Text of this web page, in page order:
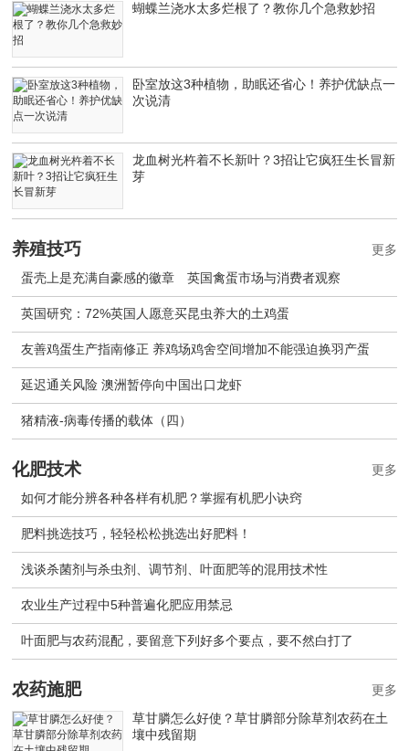
蝴蝶兰浇水太多烂根了？教你几个急救妙招
卧室放这3种植物，助眠还省心！养护优缺点一
次说清
龙血树光杵着不长新叶？3招让它疯狂生长冒新
芽
养殖技巧
蛋壳上是充满自豪感的徽章 英国禽蛋市场与消费者观察
英国研究：72%英国人愿意买昆虫养大的土鸡蛋
友善鸡蛋生产指南修正 养鸡场鸡舍空间增加不能强迫换羽产蛋
延迟通关风险 澳洲暂停向中国出口龙虾
猪精液-病毒传播的载体（四）
更多
化肥技术
如何才能分辨各种各样有机肥？掌握有机肥小诀窍
肥料挑选技巧，轻轻松松挑选出好肥料！
浅谈杀菌剂与杀虫剂、调节剂、叶面肥等的混用技术性
农业生产过程中5种普遍化肥应用禁忌
叶面肥与农药混配，要留意下列好多个要点，要不然白打了
更多
农药施肥
草甘膦怎么好使？草甘膦部分除草剂农药在土
壤中残留期
更多